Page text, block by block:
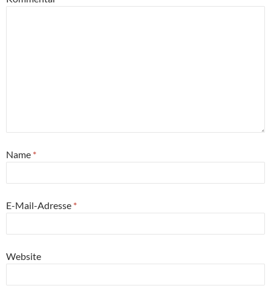
Name *
E-Mail-Adresse *
Website